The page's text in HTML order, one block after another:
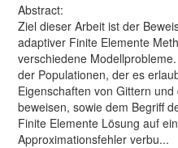
Abstract:
Ziel dieser Arbeit ist der
adaptiver Finite Elemente
verschiedene
der Populationen, der es
Eigenschaften von Gittern
beweisen, sowie dem Begriff
Finite Elemente Lösung auf
Approximationsfehler verbu...